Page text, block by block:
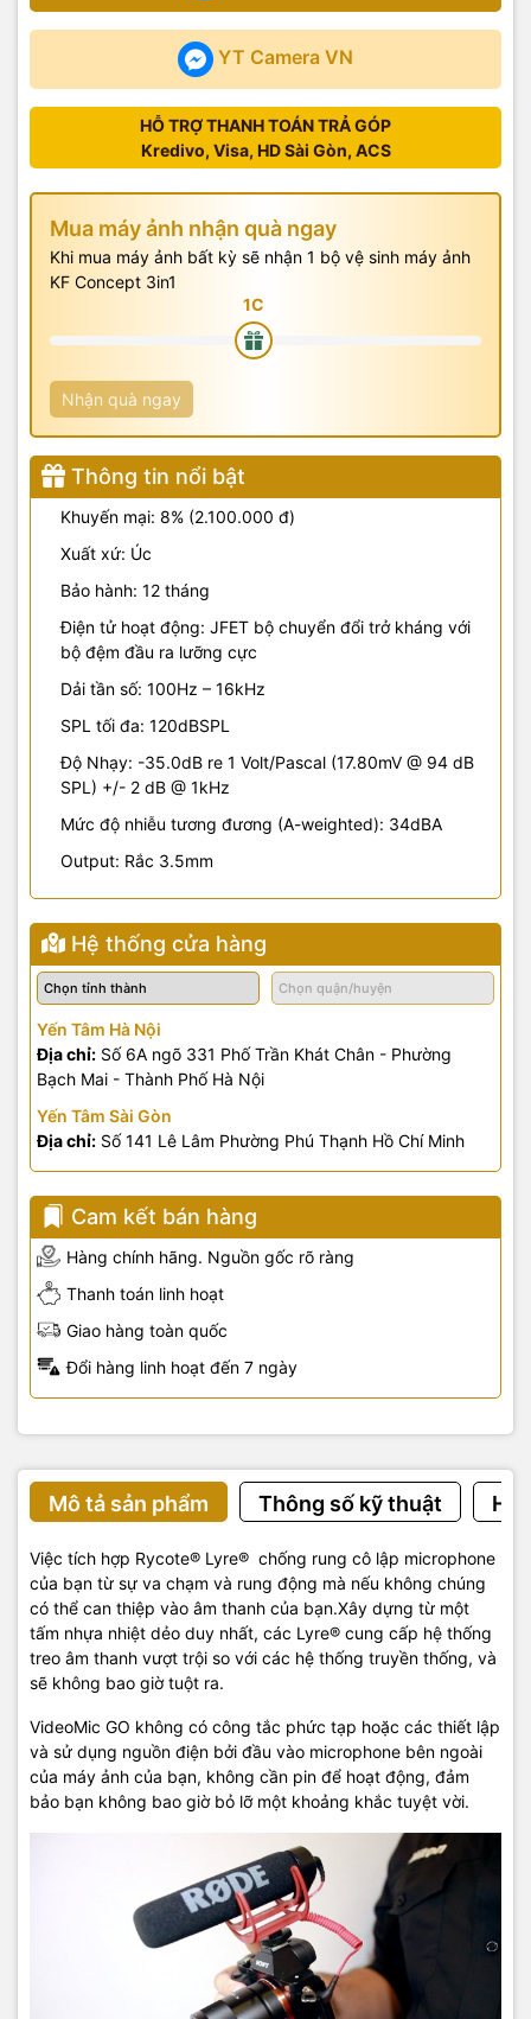
YT Camera VN
HỖ TRỢ THANH TOÁN TRẢ GÓP
Kredivo, Visa, HD Sài Gòn, ACS
Mua máy ảnh nhận quà ngay
Khi mua máy ảnh bất kỳ sẽ nhận 1 bộ vệ sinh máy ảnh
KF Concept 3in1
Nhận quà ngay
Thông tin nổi bật
Khuyến mại: 8% (2.100.000 đ)
Xuất xứ: Úc
Bảo hành: 12 tháng
Điện tử hoạt động: JFET bộ chuyển đổi trở kháng với
bộ đệm đầu ra lưỡng cực
Dải tần số: 100Hz – 16kHz
SPL tối đa: 120dBSPL
Độ Nhạy: -35.0dB re 1 Volt/Pascal (17.80mV @ 94 dB
SPL) +/- 2 dB @ 1kHz
Mức độ nhiễu tương đương (A-weighted): 34dBA
Output: Rắc 3.5mm
Hệ thống cửa hàng
Yến Tâm Hà Nội
Địa chỉ: Số 6A ngõ 331 Phố Trần Khát Chân - Phường
Bạch Mai - Thành Phố Hà Nội
Yến Tâm Sài Gòn
Địa chỉ: Số 141 Lê Lâm Phường Phú Thạnh Hồ Chí Minh
Cam kết bán hàng
Hàng chính hãng. Nguồn gốc rõ ràng
Thanh toán linh hoạt
Giao hàng toàn quốc
Đổi hàng linh hoạt đến 7 ngày
Mô tả sản phẩm Thông số kỹ thuật
Việc tích hợp Rycote® Lyre® chống rung cô lập microphone
của bạn từ sự va chạm và rung động mà nếu không chúng
có thể can thiệp vào âm thanh của bạn.Xây dựng từ một
tấm nhựa nhiệt dẻo duy nhất, các Lyre® cung cấp hệ thống
treo âm thanh vượt trội so với các hệ thống truyền thống, và
sẽ không bao giờ tuột ra.
VideoMic GO không có công tắc phức tạp hoặc các thiết lập
và sử dụng nguồn điện bởi đầu vào microphone bên ngoài
của máy ảnh của bạn, không cần pin để hoạt động, đảm
bảo bạn không bao giờ bỏ lỡ một khoảng khắc tuyệt vời.